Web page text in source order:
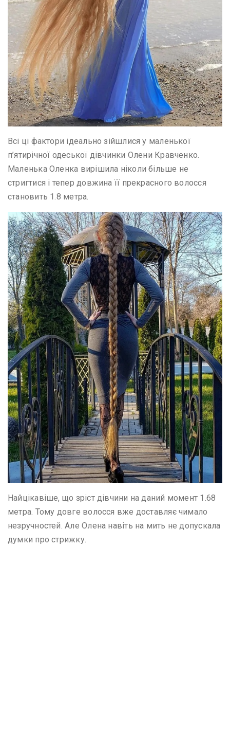
Всі ці фактори ідеально зійшлися у маленької
п’ятирічної одеської дівчинки Олени Кравченко.
Маленька Оленка вирішила ніколи більше не
стригтися і тепер довжина її прекрасного волосся
становить 1.8 метра.
Найцікавіше, що зріст дівчини на даний момент 1.68
метра. Тому довге волосся вже доставляє чимало
незручностей. Але Олена навіть на мить не допускала
думки про стрижку.